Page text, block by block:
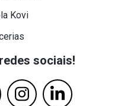
Kovi
redes sociais!